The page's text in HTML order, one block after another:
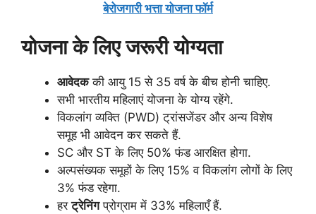
बेरोजगारी भत्ता योजना फॉर्म
योजना के लिए जरूरी योग्यता
आवेदककी आयु 15 से 35 वर्ष के बीच होनी चाहिए.
सभी भारतीय महिलाएं योजना के योग्य रहेंगे.
विकलांग व्यक्ति (PWD) ट्रांसजेंडर और अन्य विशेष
समूह भी आवेदन कर सकते हैं.
SC और ST के लिए 50% फंड आरक्षित होगा.
अल्पसंख्यक समूहों के लिए 15% व विकलांग लोगों के लिए
3% फंड रहेगा.
हरट्रेनिंगप्रोग्राम में 33% महिलाएँ हैं.